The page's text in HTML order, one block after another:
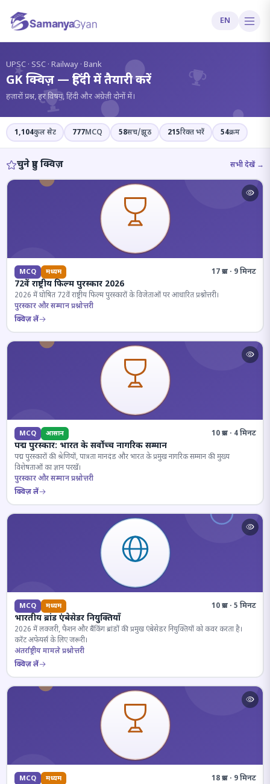
EN
?
UPSC · SSC · Railway · Bank
GK क्विज़ — हिंदी में तैयारी करें
हज़ारों प्रश्न, हर विषय, हिंदी और अंग्रेज़ी दोनों में।
1,104कुल सेट 777MCQ 58सच/झूठ 215रिक्त भरें 54क्रम
चुने हुए क्विज़ सभी देखें →
MCQ मध्यम 17 प्रश्न · 9 मिनट
72वें राष्ट्रीय फिल्म पुरस्कार 2026
2026 में घोषित 72वें राष्ट्रीय फिल्म पुरस्कारों के विजेताओं पर आधारित प्रश्नोत्तरी।
पुरस्कार और सम्मान प्रश्नोत्तरी
क्विज़ लें
MCQ आसान 10 प्रश्न · 4 मिनट
पद्म पुरस्कार: भारत के सर्वोच्च नागरिक सम्मान
पद्म पुरस्कारों की श्रेणियों, पात्रता मानदंड और भारत के प्रमुख नागरिक सम्मान की मुख्य
विशेषताओं का ज्ञान परखें।
पुरस्कार और सम्मान प्रश्नोत्तरी
क्विज़ लें
MCQ मध्यम 10 प्रश्न · 5 मिनट
भारतीय ब्रांड एंबेसेडर नियुक्तियाँ
2026 में लक्जरी, फैशन और बैंकिंग ब्रांडों की प्रमुख एंबेसेडर नियुक्तियों को कवर करता है।
करेंट अफेयर्स के लिए जरूरी।
अंतर्राष्ट्रीय मामले प्रश्नोत्तरी
क्विज़ लें
MCQ मध्यम 18 प्रश्न · 9 मिनट